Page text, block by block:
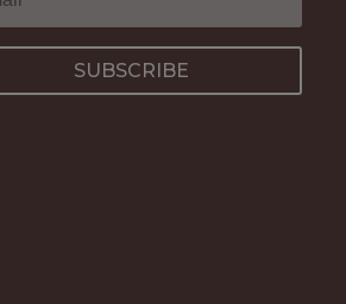
SUBSCRIBE